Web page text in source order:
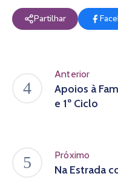
Partilhar
Anterior
Apoios à
e 1º Ciclo
Próximo
Na Estrada